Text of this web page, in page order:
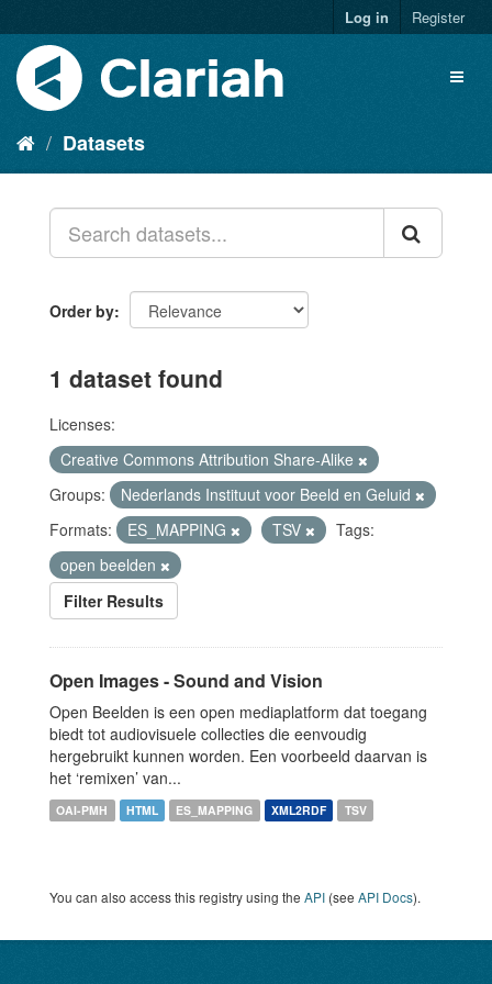
Log in Register
Datasets
Order by
1 dataset found
Licenses:
Creative Commons Attribution Share-Alike
Groups:
Nederlands Instituut voor Beeld en Geluid
Formats:
ES_MAPPING TSV
Tags:
open beelden
Filter Results
Open Images - Sound and Vision
Open Beelden is een open mediaplatform dat toegang
biedt tot audiovisuele collecties die eenvoudig
hergebruikt kunnen worden. Een voorbeeld daarvan is
het ‘remixen’ van...
OAI-PMH HTML ES_MAPPING XML2RDF TSV
You can also access this registry using the API (see API Docs).